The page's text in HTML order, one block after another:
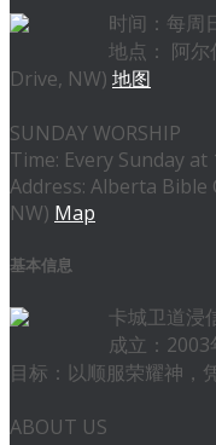
时间：每周
地点： 阿
Drive, NW) 地图
SUNDAY WORSHIP
Time: Every Sunday at
Address: Alberta
NW) Map
基本信息
卡城卫道浸
成立：2003
目标：以顺服荣耀神，
ABOUT US